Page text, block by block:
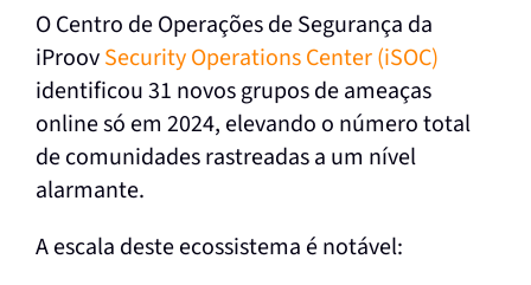
O Centro de Operações de Segurança da
iProovSecurity Operations Center (iSOC)
identificou 31 novos grupos de ameaças
online só em 2024, elevando o número total
de comunidades rastreadas a um nível
alarmante.
A escala deste ecossistema é notável: